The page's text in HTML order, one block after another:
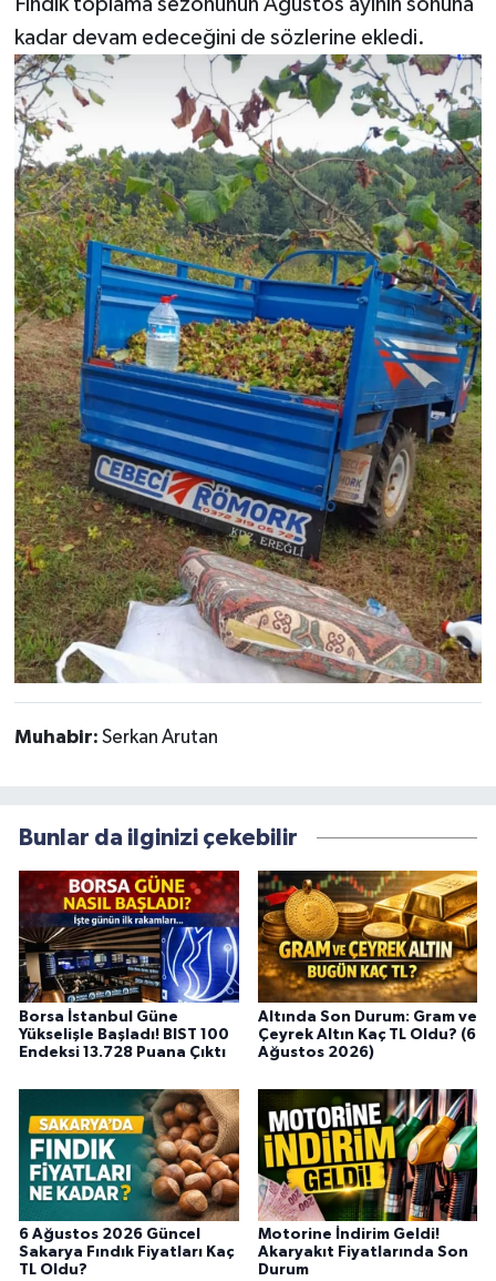
kadar devam edeceğini de sözlerine ekledi.
Muhabir: Serkan Arutan
Bunlar da ilginizi çekebilir
Borsa İstanbul Güne
Yükselişle Başladı! BIST 100
Endeksi 13.728 Puana Çıktı
Altında Son Durum: Gram ve
Çeyrek Altın Kaç TL Oldu? (6
Ağustos 2026)
6 Ağustos 2026 Güncel
Sakarya Fındık Fiyatları Kaç
TL Oldu?
Motorine İndirim Geldi!
Akaryakıt Fiyatlarında Son
Durum